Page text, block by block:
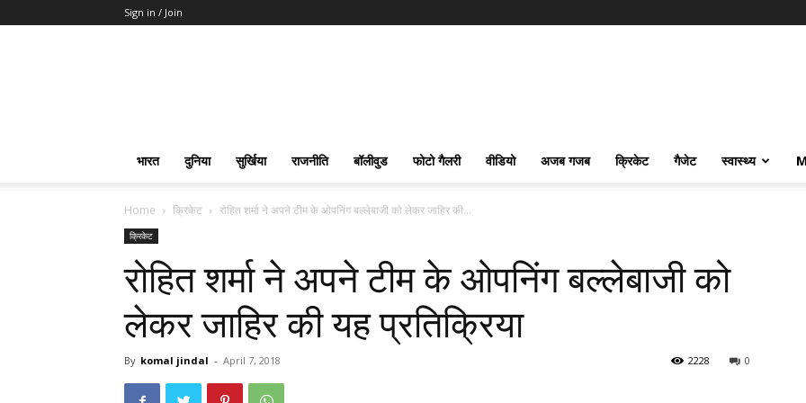
Sign in / Join
भारत दुनिया सुर्खिया राजनीति बॉलीवुड फोटो गैलरी वीडियो अजब गजब क्रिकेट गैजेट स्वास्थ्य
Home क्रिकेट रोहित शर्मा ने अपने टीम के ओपनिंग बल्लेबाजी को लेकर जाहिर की...
क्रिकेट
रोहित शर्मा ने अपने टीम के ओपनिंग बल्लेबाजी को
लेकर जाहिर की यह प्रतिक्रिया
By komal jindal - April 7, 2018 0
2228